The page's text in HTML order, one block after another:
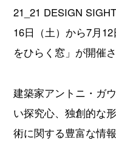
21_21 DESIGN
16日（土）から7月
をひらく窓」が開催さ
建築家アントニ・ガ
い探究心、独創的な
術に関する豊富な情